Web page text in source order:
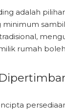
adalah
rumah